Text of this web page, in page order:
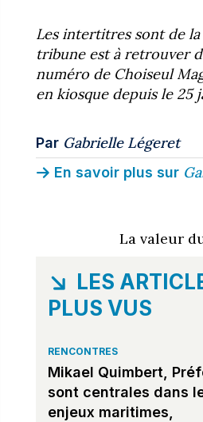
Les intertitres sont de
tribune est à retrouver
numéro de Choiseul
en kiosque depuis le 25
Par Gabrielle Légeret
En savoir plus sur
La valeur
LES
PLUS VUS
RENCONTRES
Mikael Quimbert,
sont centrales dans
enjeux maritimes,